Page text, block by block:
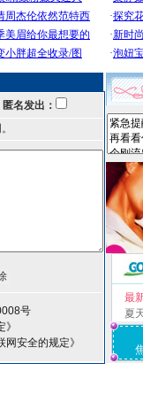
匿名发出：
号
安全的规定》
最
夏